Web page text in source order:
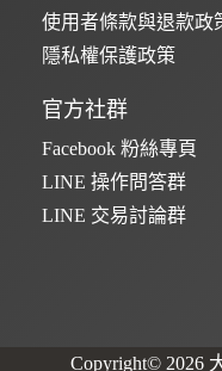
使用者條款與退款政
隱私權保護政策
官方社群
Facebook 粉絲專頁
LINE 操作問答群
LINE 交易討論群
Copyright© 2026